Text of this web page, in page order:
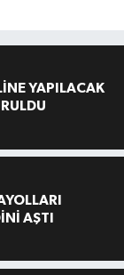
YAPILACAK
AŞTI